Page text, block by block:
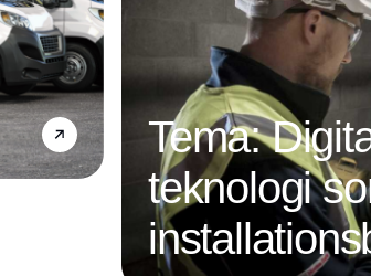
Tema:
teknologi